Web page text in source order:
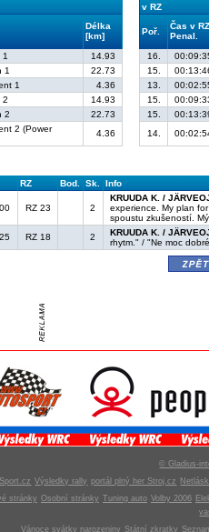
v RZ
Délka
[km]
Poř.
Čas v
Penal.
1 14.93 16.
1 22.73 15.
1 4.36 13.
2 14.93 15.
2 22.73 15.
2 (Power
4.36 14.
RZ Bod. Sk. Info
RZ 23 2
KRUUDA K. /
experience. My plan
spoustu zkušeností.
RZ 18 2
KRUUDA K. /
rhytm." / "Ne moc
© Gladius-
Výsledky rally portál plný her Stroj.cz
stránky Osobní stránky Tuning auto Volby 2006
Vánoce svátky narozeniny Státní zkratky